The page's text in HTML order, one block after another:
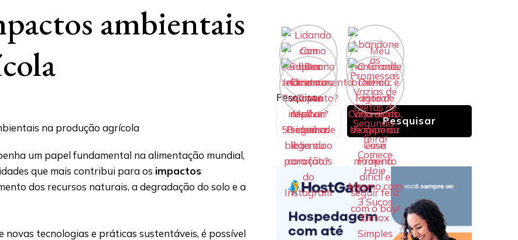
ambientais
um papel fundamental na alimentação mundial,
que mais contribui para os impactos
dos recursos naturais, a degradação do solo e a
novas tecnologias e práticas sustentáveis, é possível
Pesquisar
Pesquisar